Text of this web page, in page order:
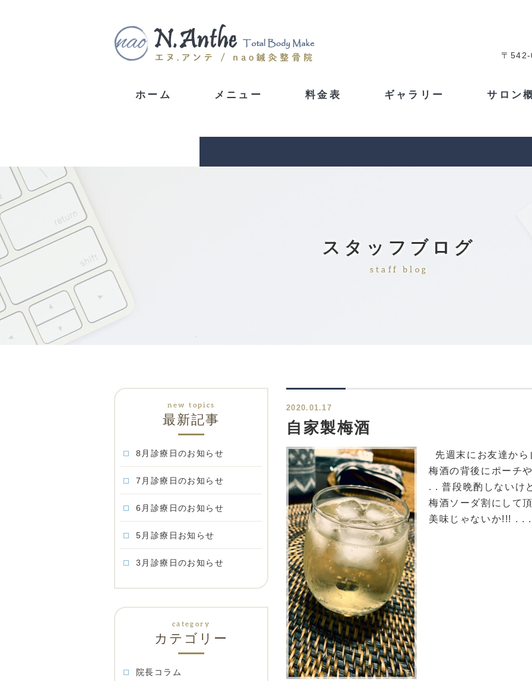
〒
ホーム メニュー 料金表 ギャラリー サロン
スタッフブログ
staff blog
2020.01.17
自家製梅酒
先週末にお友達か
梅酒の背後にポーチ
. . 普段晩酌しないけ
梅酒ソーダ割にして
美味じゃないか!!! . .
最新記事
8月診療日のお知らせ
7月診療日のお知らせ
6月診療日のお知らせ
5月診療日お知らせ
3月診療日のお知らせ
カテゴリー
院長コラム